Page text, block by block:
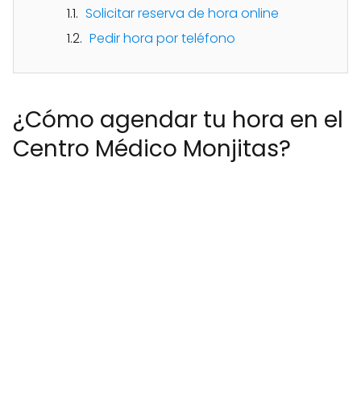
Solicitar reserva de hora online
Pedir hora por teléfono
¿Cómo agendar tu hora en el
Centro Médico Monjitas?